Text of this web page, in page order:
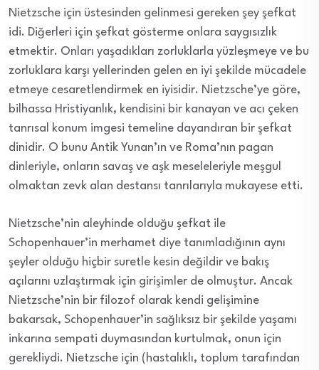
Nietzsche için üstesinden gelinmesi gereken şey şefkat
idi. Diğerleri için şefkat gösterme onlara saygısızlık
etmektir. Onları yaşadıkları zorluklarla yüzleşmeye ve bu
zorluklara karşı yellerinden gelen en iyi şekilde mücadele
etmeye cesaretlendirmek en iyisidir. Nietzsche’ye göre,
bilhassa Hristiyanlık, kendisini bir kanayan ve acı çeken
tanrısal konum imgesi temeline dayandıran bir şefkat
dinidir. O bunu Antik Yunan’ın ve Roma’nın pagan
dinleriyle, onların savaş ve aşk meseleleriyle meşgul
olmaktan zevk alan destansı tanrılarıyla mukayese etti.
Nietzsche’nin aleyhinde olduğu şefkat ile
Schopenhauer’in merhamet diye tanımladığının aynı
şeyler olduğu hiçbir suretle kesin değildir ve bakış
açılarını uzlaştırmak için girişimler de olmuştur. Ancak
Nietzsche’nin bir filozof olarak kendi gelişimine
bakarsak, Schopenhauer’in sağlıksız bir şekilde yaşamı
inkarına sempati duymasından kurtulmak, onun için
gerekliydi. Nietzsche için (hastalıklı, toplum tarafından